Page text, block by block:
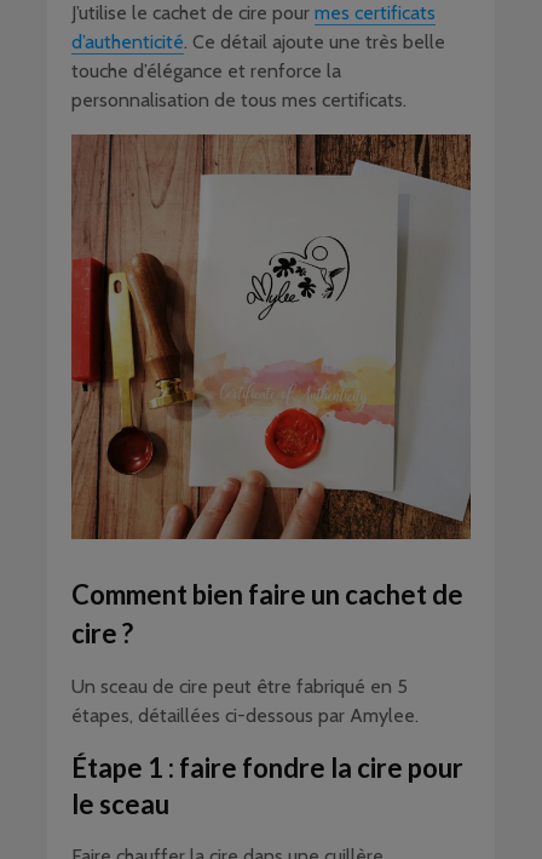
J’utilise le cachet de cire pour mes certificats
d’authenticité. Ce détail ajoute une très belle
touche d’élégance et renforce la
personnalisation de tous mes certificats.
Comment bien faire un cachet de
cire ?
Un sceau de cire peut être fabriqué en 5
étapes, détaillées ci-dessous par Amylee.
Étape 1 : faire fondre la cire pour
le sceau